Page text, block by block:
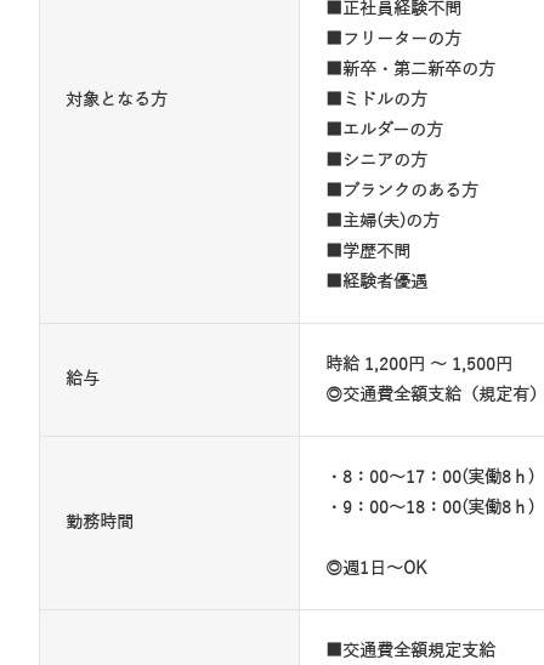
対象となる方
■正社員経験不問
■フリーターの方
■新卒・第二新卒の方
■ミドルの方
■エルダーの方
■シニアの方
■ブランクのある方
■主婦(夫)の方
■学歴不問
■経験者優遇
給与
時給 1,200円 ～ 1,500円
◎交通費全額支給（規定有
勤務時間
・8：00～17：00(実働8ｈ)
・9：00～18：00(実働8ｈ)
◎週1日～OK
■交通費全額規定支給